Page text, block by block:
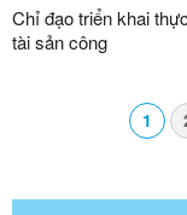
Chỉ đạo triển khai
tài sản công
1